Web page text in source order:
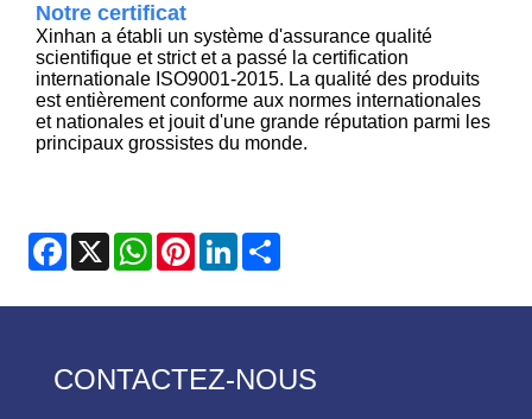
Notre certificat
Xinhan a établi un système d'assurance qualité
scientifique et strict et a passé la certification
internationale ISO9001-2015. La qualité des produits
est entièrement conforme aux normes internationales
et nationales et jouit d'une grande réputation parmi les
principaux grossistes du monde.
Facebook
X WhatsApp
PinterestLinkedIn
CONTACTEZ-NOUS